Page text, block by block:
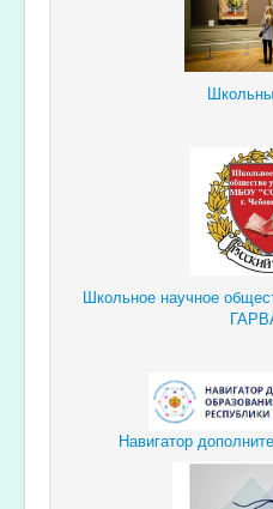
Школьное научное
Навигатор